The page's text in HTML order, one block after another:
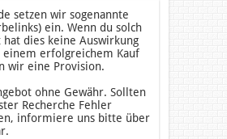
setzen wir sogenannte
ein. Wenn du solch
dies keine Auswirkung
einem erfolgreichem Kauf
wir eine Provision.
ohne Gewähr. Sollten
Recherche Fehler
informiere uns bitte über